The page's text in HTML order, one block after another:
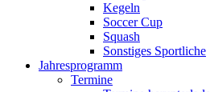
Kegeln
Soccer Cup
Squash
Sonstiges Sportliche
Jahresprogramm
Termine